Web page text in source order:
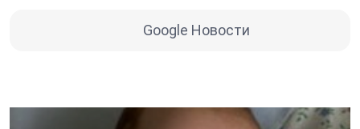
Google Новости